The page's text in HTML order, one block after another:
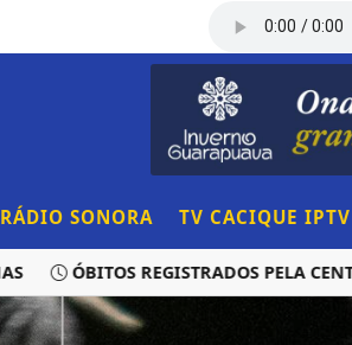
RÁDIO SONORA TV CACIQUE IPTV
ÓBITOS REGISTRADOS PELA